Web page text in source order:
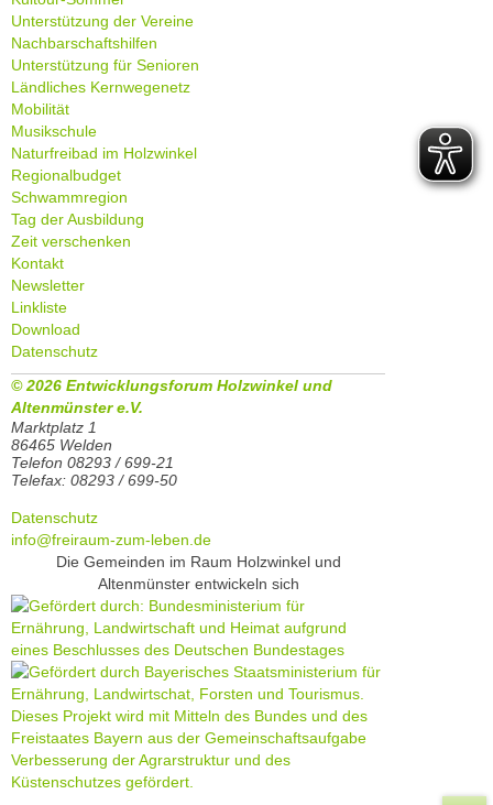
Unterstützung der Vereine
Nachbarschaftshilfen
Unterstützung für Senioren
Ländliches Kernwegenetz
Mobilität
Musikschule
Naturfreibad im Holzwinkel
Regionalbudget
Schwammregion
Tag der Ausbildung
Zeit verschenken
Kontakt
Newsletter
Linkliste
Download
Datenschutz
© 2026 Entwicklungsforum Holzwinkel und
Altenmünster e.V.
Marktplatz 1
86465 Welden
Telefon 08293 / 699-21
Telefax: 08293 / 699-50
Datenschutz
info@freiraum-zum-leben.de
Die Gemeinden im Raum Holzwinkel und
Altenmünster entwickeln sich